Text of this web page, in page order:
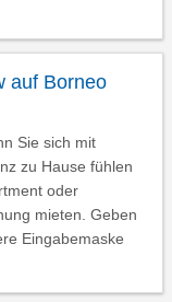
auf Borneo
Sie sich mit
zu Hause fühlen
oder
mieten. Geben
Eingabemaske